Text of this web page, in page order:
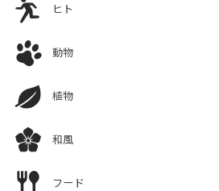
ヒト
動物
植物
和風
フード